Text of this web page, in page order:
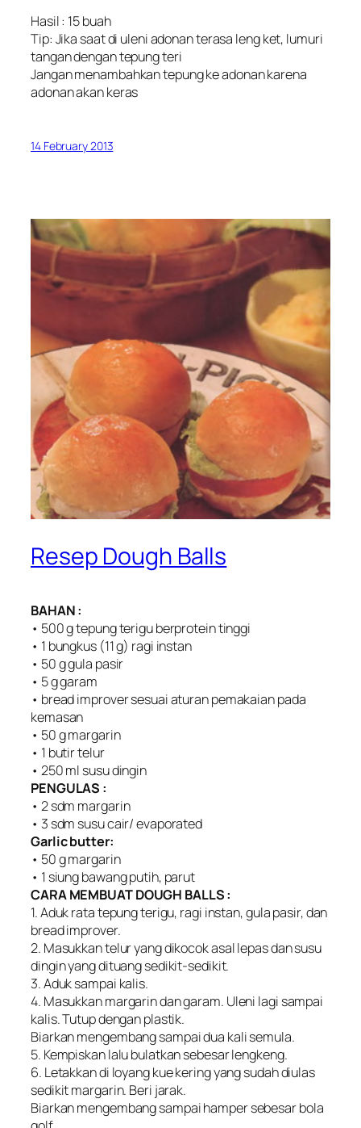
Hasil : 15 buah
Tip: Jika saat di uleni adonan terasa leng ket, lumuri
tangan dengan tepung teri
Jangan menambahkan tepung ke adonan karena
adonan akan keras
14 February 2013
Resep Dough Balls
BAHAN :
• 500 g tepung terigu berprotein tinggi
• 1 bungkus (11 g) ragi instan
• 50 g gula pasir
• 5 g garam
• bread improver sesuai aturan pemakaian pada
kemasan
• 50 g margarin
• 1 butir telur
• 250 ml susu dingin
PENGULAS :
• 2 sdm margarin
• 3 sdm susu cair/ evaporated
Garlic butter:
• 50 g margarin
• 1 siung bawang putih, parut
CARA MEMBUAT DOUGH BALLS :
1. Aduk rata tepung terigu, ragi instan, gula pasir, dan
bread improver.
2. Masukkan telur yang dikocok asal lepas dan susu
dingin yang dituang sedikit-sedikit.
3. Aduk sampai kalis.
4. Masukkan margarin dan garam. Uleni lagi sampai
kalis. Tutup dengan plastik.
Biarkan mengembang sampai dua kali semula.
5. Kempiskan lalu bulatkan sebesar lengkeng.
6. Letakkan di loyang kue kering yang sudah diulas
sedikit margarin. Beri jarak.
Biarkan mengembang sampai hamper sebesar bola